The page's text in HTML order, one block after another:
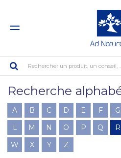
Rechercher un produit, un conseil,
Recherche
A B C D E F G
L
M N O P Q R
W
X Y Z